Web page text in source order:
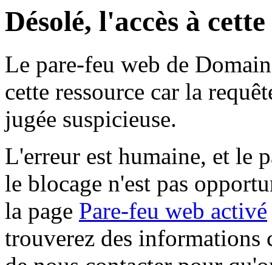
Désolé, l'accès à
Le pare-feu web de
cette ressource car la
jugée suspicieuse.
L'erreur est humaine, et le
le blocage n'est pas
la page Pare-feu web activé
trouverez des informations